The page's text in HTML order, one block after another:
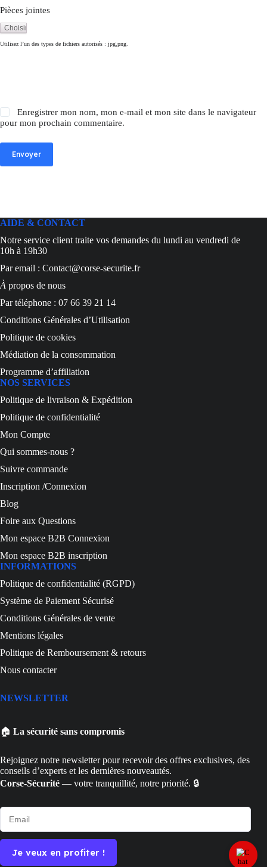
Pièces jointes
Utilisez l’un des types de fichiers autorisés : jpg,png.
Enregistrer mon nom, mon e-mail et mon site dans le navigateur
pour mon prochain commentaire.
Envoyer
AIDE & CONTACT
Notre service client traite vos demandes du lundi au vendredi de
10h à 19h30
Par email : Contact@corse-securite.fr
À propos de nous
Par téléphone : 07 66 39 21 14
Conditions Générales d’Utilisation
Politique de cookies
Médiation de la consommation
Programme d’affiliation
NOS SERVICES
Politique de livraison & Expédition
Politique de confidentialité
Mon Compte
Qui sommes-nous ?
Suivre commande
Inscription /Connexion
Blog
Foire aux Questions
Mon espace B2B Connexion
Mon espace B2B inscription
INFORMATIONS
Politique de confidentialité (RGPD)
Système de Paiement Sécurisé
Conditions Générales de vente
Mentions légales
Politique de Remboursement & retours
Nous contacter
NEWSLETTER
🏠 La sécurité sans compromis
Rejoignez notre newsletter pour recevoir des offres exclusives, des
conseils d’experts et les dernières nouveautés.
Corse-Sécurité — votre tranquillité, notre priorité. 🔒
Je veux en profiter !